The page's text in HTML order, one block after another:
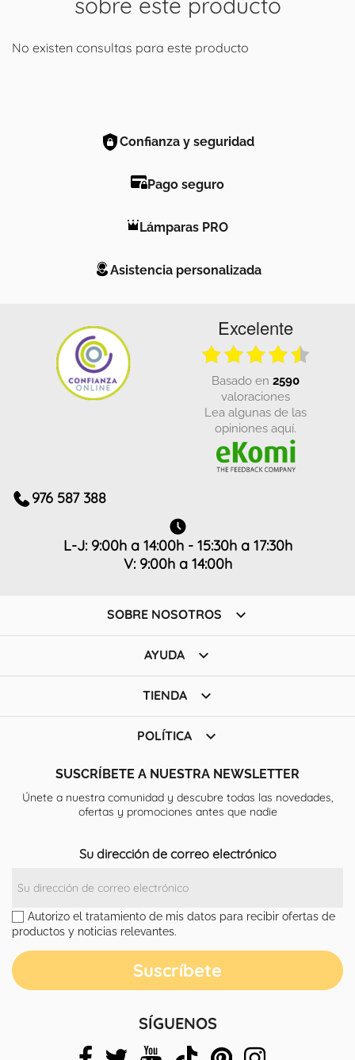
No existen consultas para este producto
Confianza y seguridad
Pago seguro
Lámparas PRO
Asistencia personalizada
Excelente
basado en 2590
valoraciones
Lea algunas de las
opiniones aquí.
976 587 388
L-J: 9:00h a 14:00h - 15:30h a 17:30h
V: 9:00h a 14:00h
SOBRE NOSOTROS 
AYUDA 
TIENDA 
POLÍTICA 
SUSCRÍBETE A NUESTRA NEWSLETTER
Únete a nuestra comunidad y descubre todas las novedades,
ofertas y promociones antes que nadie
Su dirección de correo electrónico
Autorizo el tratamiento de mis datos para recibir ofertas de
productos y noticias relevantes.
SÍGUENOS